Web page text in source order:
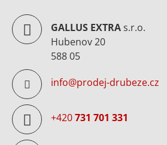
GALLUS EXTRAs.r.o.
Hubenov 20
588 05
info@prodej-drubeze.cz
+420731 701 331